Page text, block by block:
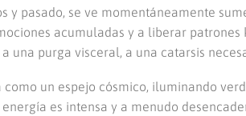
y pasado, se ve momentáneamente
acumuladas y a liberar
una purga visceral, a una catarsis
como un espejo cósmico, iluminando
energía es intensa y a menudo